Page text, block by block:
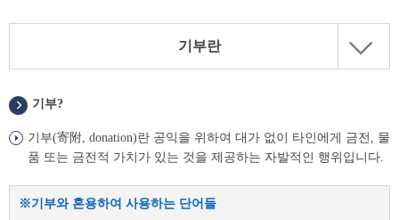
기부란
기부?
기부(寄附, donation)란 공익을 위하여 대가 없이 타인에게 금전, 물
품 또는 금전적 가치가 있는 것을 제공하는 자발적인 행위입니다.
※기부와 혼용하여 사용하는 단어들